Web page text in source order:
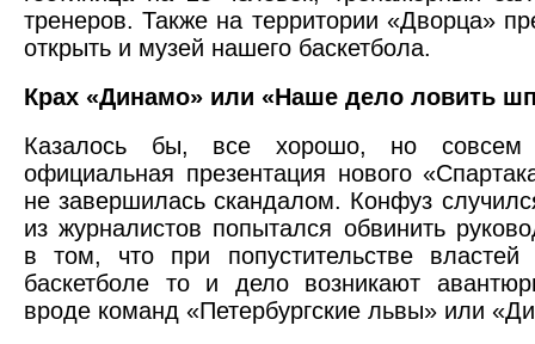
тренеров. Также на территории «Дворца»
открыть и музей нашего баскетбола.
Крах «Динамо» или «Наше дело ловить
Казалось бы, все хорошо, но совсем
официальная презентация нового
не завершилась скандалом. Конфуз
из журналистов попытался обвинить
в том, что при попустительстве властей
баскетболе то и дело возникают
вроде команд «Петербургские львы» или